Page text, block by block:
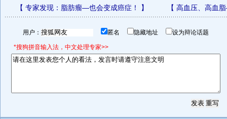
【 专家发现：脂肪瘤—也会变成癌症！ 】 【 高血压、高血
用户： 匿名 隐藏地址 设为辩论话题
*搜狗拼音输入法，中文处理专家>>